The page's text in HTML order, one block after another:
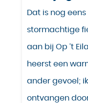
Dat is nog
stormachtige
aan bij Op ’t
heerst een
ander gevoel;
ontvangen